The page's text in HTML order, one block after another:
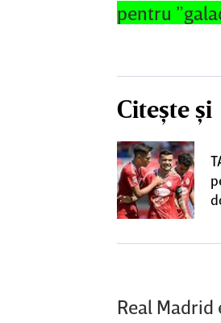
pentru
Citește și
Real